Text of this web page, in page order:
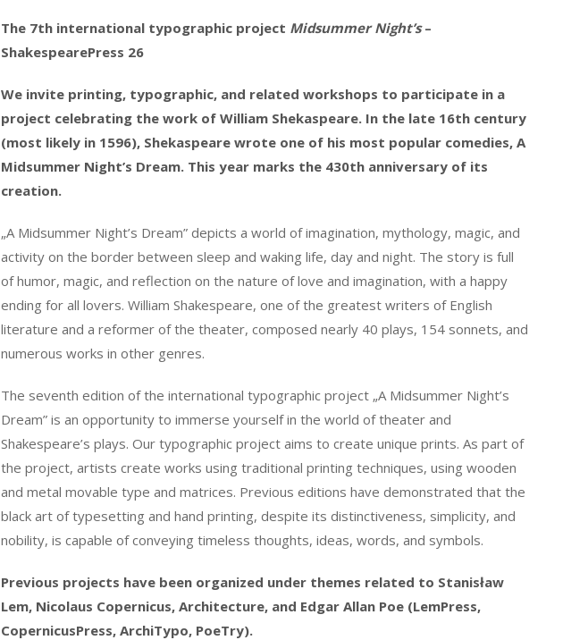
The 7th international typographic project Midsummer Night’s–
ShakespearePress 26
We invite printing, typographic, and related workshops to participate in a
project celebrating the work of William Shekaspeare. In the late 16th century
(most likely in 1596), Shekaspeare wrote one of his most popular comedies, A
Midsummer Night’s Dream. This year marks the 430th anniversary of its
creation.
„A Midsummer Night’s Dream” depicts a world of imagination, mythology, magic, and
activity on the border between sleep and waking life, day and night. The story is full
of humor, magic, and reflection on the nature of love and imagination, with a happy
ending for all lovers. William Shakespeare, one of the greatest writers of English
literature and a reformer of the theater, composed nearly 40 plays, 154 sonnets, and
numerous works in other genres.
The seventh edition of the international typographic project „A Midsummer Night’s
Dream” is an opportunity to immerse yourself in the world of theater and
Shakespeare’s plays. Our typographic project aims to create unique prints. As part of
the project, artists create works using traditional printing techniques, using wooden
and metal movable type and matrices. Previous editions have demonstrated that the
black art of typesetting and hand printing, despite its distinctiveness, simplicity, and
nobility, is capable of conveying timeless thoughts, ideas, words, and symbols.
Previous projects have been organized under themes related to Stanisław
Lem, Nicolaus Copernicus, Architecture, and Edgar Allan Poe (LemPress,
CopernicusPress, ArchiTypo, PoeTry).